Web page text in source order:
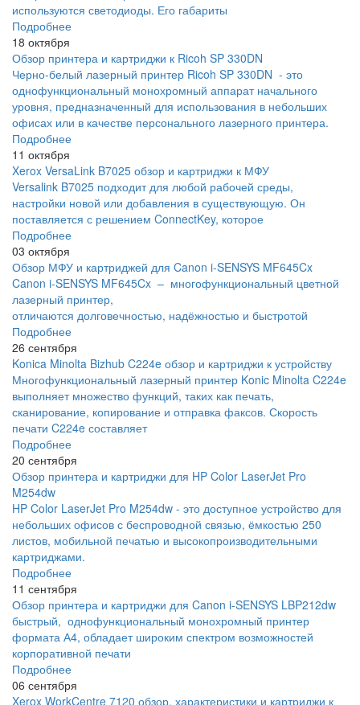
используются светодиоды. Его габариты
Подробнее
18 октября
Обзор принтера и картриджи к Ricoh SP 330DN
Черно-белый лазерный принтер Ricoh SP 330DN - это
однофункциональный монохромный аппарат начального
уровня, предназначенный для использования в небольших
офисах или в качестве персонального лазерного принтера.
Подробнее
11 октября
Xerox VersaLink B7025 обзор и картриджи к МФУ
Versalink B7025 подходит для любой рабочей среды,
настройки новой или добавления в существующую. Он
поставляется с решением ConnectKey, которое
Подробнее
03 октября
Обзор МФУ и картриджей для Canon i-SENSYS MF645Cx
Canon i-SENSYS MF645Cx – многофункциональный цветной
лазерный принтер,
отличаются долговечностью, надёжностью и быстротой
Подробнее
26 сентября
Konica Minolta Bizhub C224e обзор и картриджи к устройству
Многофункциональный лазерный принтер Konic Minolta C224e
выполняет множество функций, таких как печать,
сканирование, копирование и отправка факсов. Скорость
печати C224e составляет
Подробнее
20 сентября
Обзор принтера и картриджи для HP Color LaserJet Pro
M254dw
HP Color LaserJet Pro M254dw - это доступное устройство для
небольших офисов с беспроводной связью, ёмкостью 250
листов, мобильной печатью и высокопроизводительными
картриджами.
Подробнее
11 сентября
Обзор принтера и картриджи для Canon i-SENSYS LBP212dw
быстрый, однофункциональный монохромный принтер
формата А4, обладает широким спектром возможностей
корпоративной печати
Подробнее
06 сентября
Xerox WorkCentre 7120 обзор, характеристики и картриджи к